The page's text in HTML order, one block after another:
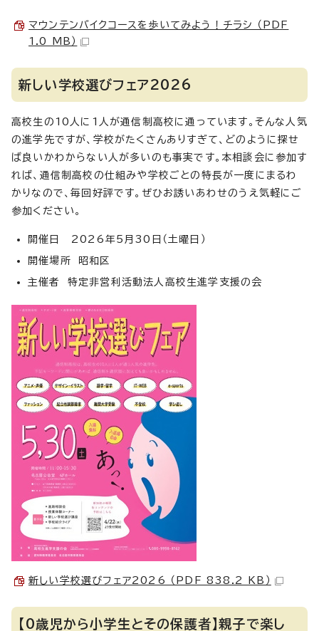
マウンテンバイクコースを歩いてみよう！チラシ （PDF
1.0 MB）
新しい学校選びフェア2026
高校生の10人に1人が通信制高校に通っています。そんな人気
の進学先ですが、学校がたくさんありすぎて、どのように探せ
ば良いかわからない人が多いのも事実です。本相談会に参加す
れば、通信制高校の仕組みや学校ごとの特長が一度にまるわ
かりなので、毎回好評です。ぜひお誘いあわせのうえ気軽にご
参加ください。
開催日 2026年5月30日（土曜日）
開催場所 昭和区
主催者 特定非営利活動法人高校生進学支援の会
新しい学校選びフェア2026 （PDF 838.2 KB）
【0歳児から小学生とその保護者】親子で楽し